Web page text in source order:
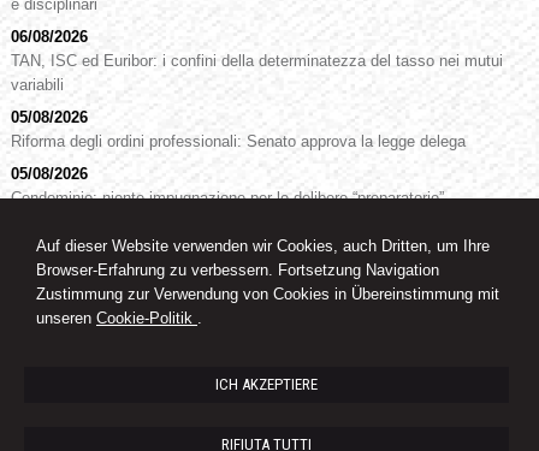
Auf dieser Website verwenden wir Cookies, auch Dritten, um Ihre
Browser-Erfahrung zu verbessern. Fortsetzung Navigation
Zustimmung zur Verwendung von Cookies in Übereinstimmung mit
unseren Cookie-Politik .
ICH AKZEPTIERE
RIFIUTA TUTTI
e disciplinari
06/08/2026
TAN, ISC ed Euribor: i confini della determinatezza del tasso nei mutui
variabili
05/08/2026
Riforma degli ordini professionali: Senato approva la legge delega
05/08/2026
Condominio: niente impugnazione per le delibere “preparatorie”
RA. Dr. Oswald Knoll
Rechtsanwalt
- Fax +390471 978798